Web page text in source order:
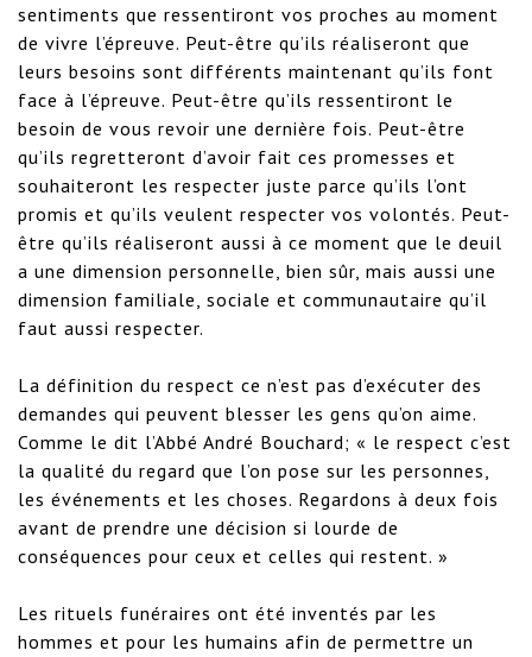
sentiments que ressentiront vos proches au moment
de vivre l’épreuve. Peut-être qu’ils réaliseront que
leurs besoins sont différents maintenant qu’ils font
face à l’épreuve. Peut-être qu’ils ressentiront le
besoin de vous revoir une dernière fois. Peut-être
qu’ils regretteront d’avoir fait ces promesses et
souhaiteront les respecter juste parce qu’ils l’ont
promis et qu’ils veulent respecter vos volontés. Peut-
être qu’ils réaliseront aussi à ce moment que le deuil
a une dimension personnelle, bien sûr, mais aussi une
dimension familiale, sociale et communautaire qu’il
faut aussi respecter.
La définition du respect ce n’est pas d’exécuter des
demandes qui peuvent blesser les gens qu’on aime.
Comme le dit l’Abbé André Bouchard; « le respect c’est
la qualité du regard que l’on pose sur les personnes,
les événements et les choses. Regardons à deux fois
avant de prendre une décision si lourde de
conséquences pour ceux et celles qui restent. »
Les rituels funéraires ont été inventés par les
hommes et pour les humains afin de permettre un